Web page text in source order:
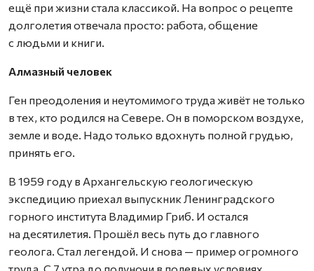
ещё при жизни стала классикой. На вопрос о рецепте
долголетия отвечала просто: работа, общение
с людьми и книги.
Алмазный человек
Ген преодоления и неутомимого труда живёт не только
в тех, кто родился на Севере. Он в поморском воздухе,
земле и воде. Надо только вдохнуть полной грудью,
принять его.
В 1959 году в Архангельскую геологическую
экспедицию приехал выпускник Ленинградского
горного института Владимир Гриб. И остался
на десятилетия. Прошёл весь путь до главного
геолога. Стал легендой. И снова — пример огромного